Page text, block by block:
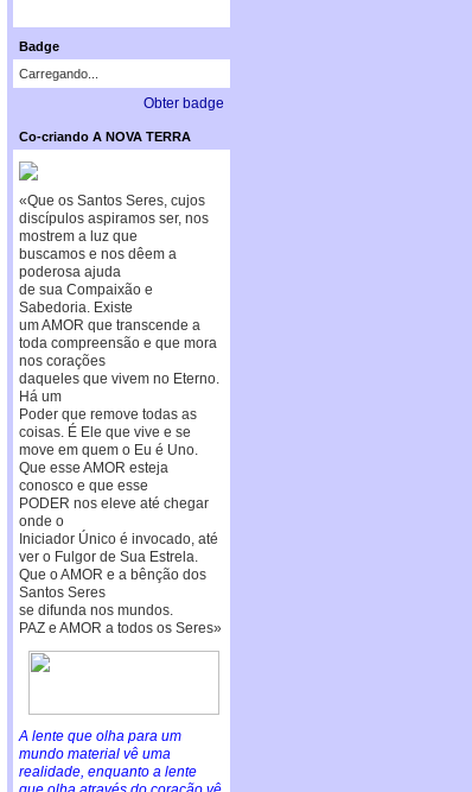
Badge
Carregando...
Obter badge
Co-criando A NOVA TERRA
«Que os Santos Seres, cujos
discípulos aspiramos ser, nos
mostrem a luz que
buscamos e nos dêem a
poderosa ajuda
de sua Compaixão e
Sabedoria. Existe
um AMOR que transcende a
toda compreensão e que mora
nos corações
daqueles que vivem no Eterno.
Há um
Poder que remove todas as
coisas. É Ele que vive e se
move em quem o Eu é Uno.
Que esse AMOR esteja
conosco e que esse
PODER nos eleve até chegar
onde o
Iniciador Único é invocado, até
ver o Fulgor de Sua Estrela.
Que o AMOR e a bênção dos
Santos Seres
se difunda nos mundos.
PAZ e AMOR a todos os Seres»
A lente que olha para um
mundo material vê uma
realidade, enquanto a lente